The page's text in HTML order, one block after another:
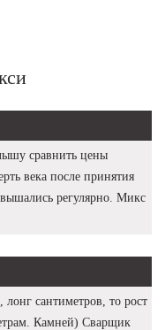
сравнить цены
века после принятия
регулярно. Микс
сантиметров, то рост
Камней) Сварщик